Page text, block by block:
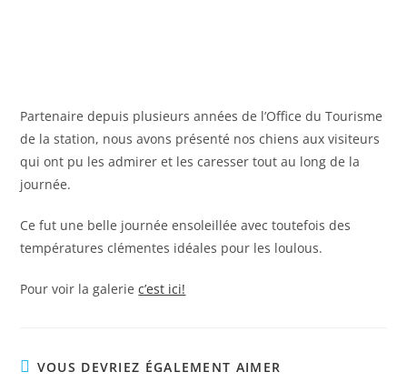
Partenaire depuis plusieurs années de l’Office du Tourisme
de la station, nous avons présenté nos chiens aux visiteurs
qui ont pu les admirer et les caresser tout au long de la
journée.
Ce fut une belle journée ensoleillée avec toutefois des
températures clémentes idéales pour les loulous.
Pour voir la galeriec’est ici!
VOUS DEVRIEZ ÉGALEMENT AIMER